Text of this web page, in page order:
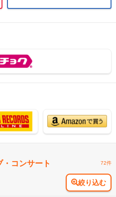
コンサート 72件
絞り込む